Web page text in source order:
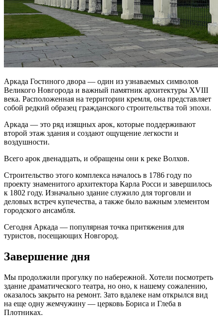
Аркада Гостиного двора — один из узнаваемых символов
Великого Новгорода и важный памятник архитектуры XVIII
века. Расположенная на территории кремля, она представляет
собой редкий образец гражданского строительства той эпохи.
Аркада — это ряд изящных арок, которые поддерживают
второй этаж здания и создают ощущение легкости и
воздушности.
Всего арок двенадцать, и обращены они к реке Волхов.
Строительство этого комплекса началось в 1786 году по
проекту знаменитого архитектора Карла Росси и завершилось
к 1802 году. Изначально здание служило для торговли и
деловых встреч купечества, а также было важным элементом
городского ансамбля.
Сегодня Аркада — популярная точка притяжения для
туристов, посещающих Новгород.
Завершение дня
Мы продолжили прогулку по набережной. Хотели посмотреть
здание драматического театра, но оно, к нашему сожалению,
оказалось закрыто на ремонт. Зато вдалеке нам открылся вид
на еще одну жемчужину — церковь Бориса и Глеба в
Плотниках.